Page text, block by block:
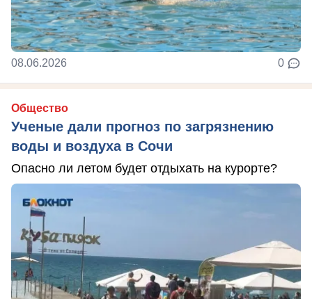
08.06.2026 0
Общество
Ученые дали прогноз по загрязнению
воды и воздуха в Сочи
Опасно ли летом будет отдыхать на курорте?